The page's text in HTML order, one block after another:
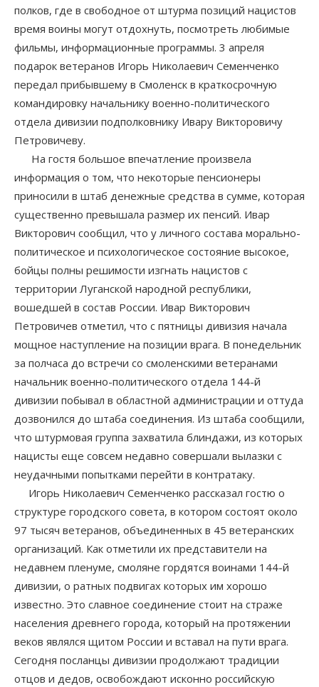
полков, где в свободное от штурма позиций нацистов
время воины могут отдохнуть, посмотреть любимые
фильмы, информационные программы. 3 апреля
подарок ветеранов Игорь Николаевич Семенченко
передал прибывшему в Смоленск в краткосрочную
командировку начальнику военно-политического
отдела дивизии подполковнику Ивару Викторовичу
Петровичеву.
На гостя большое впечатление произвела
информация о том, что некоторые пенсионеры
приносили в штаб денежные средства в сумме, которая
существенно превышала размер их пенсий. Ивар
Викторович сообщил, что у личного состава морально-
политическое и психологическое состояние высокое,
бойцы полны решимости изгнать нацистов с
территории Луганской народной республики,
вошедшей в состав России. Ивар Викторович
Петровичев отметил, что с пятницы дивизия начала
мощное наступление на позиции врага. В понедельник
за полчаса до встречи со смоленскими ветеранами
начальник военно-политического отдела 144-й
дивизии побывал в областной администрации и оттуда
дозвонился до штаба соединения. Из штаба сообщили,
что штурмовая группа захватила блиндажи, из которых
нацисты еще совсем недавно совершали вылазки с
неудачными попытками перейти в контратаку.
Игорь Николаевич Семенченко рассказал гостю о
структуре городского совета, в котором состоят около
97 тысяч ветеранов, объединенных в 45 ветеранских
организаций. Как отметили их представители на
недавнем пленуме, смоляне гордятся воинами 144-й
дивизии, о ратных подвигах которых им хорошо
известно. Это славное соединение стоит на страже
населения древнего города, который на протяжении
веков являлся щитом России и вставал на пути врага.
Сегодня посланцы дивизии продолжают традиции
отцов и дедов, освобождают исконно российскую